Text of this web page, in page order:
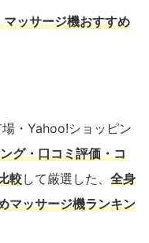
ッサージ機おすすめ
・Yahoo!ショッピン
グ・口コミ評価・コ
較して厳選した、 全身
マッサージ機ランキン